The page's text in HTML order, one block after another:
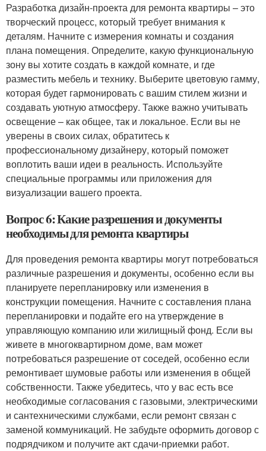
Разработка дизайн-проекта для ремонта квартиры – это
творческий процесс, который требует внимания к
деталям. Начните с измерения комнаты и создания
плана помещения. Определите, какую функциональную
зону вы хотите создать в каждой комнате, и где
разместить мебель и технику. Выберите цветовую гамму,
которая будет гармонировать с вашим стилем жизни и
создавать уютную атмосферу. Также важно учитывать
освещение – как общее, так и локальное. Если вы не
уверены в своих силах, обратитесь к
профессиональному дизайнеру, который поможет
воплотить ваши идеи в реальность. Используйте
специальные программы или приложения для
визуализации вашего проекта.
Вопрос 6: Какие разрешения и документы
необходимы для ремонта квартиры
Для проведения ремонта квартиры могут потребоваться
различные разрешения и документы, особенно если вы
планируете перепланировку или изменения в
конструкции помещения. Начните с составления плана
перепланировки и подайте его на утверждение в
управляющую компанию или жилищный фонд. Если вы
живете в многоквартирном доме, вам может
потребоваться разрешение от соседей, особенно если
ремонтивает шумовые работы или изменения в общей
собственности. Также убедитесь, что у вас есть все
необходимые согласования с газовыми, электрическими
и сантехническими службами, если ремонт связан с
заменой коммуникаций. Не забудьте оформить договор с
подрядчиком и получите акт сдачи-приемки работ.